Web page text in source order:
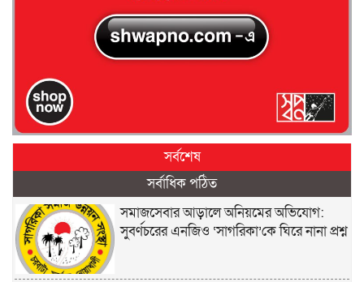
সর্বশেষ
সর্বাধিক পঠিত
সমাজসেবার আড়ালে অনিয়মের অভিযোগ:
সুবর্ণচরের এনজিও ‘সাগরিকা’কে ঘিরে নানা প্রশ্ন